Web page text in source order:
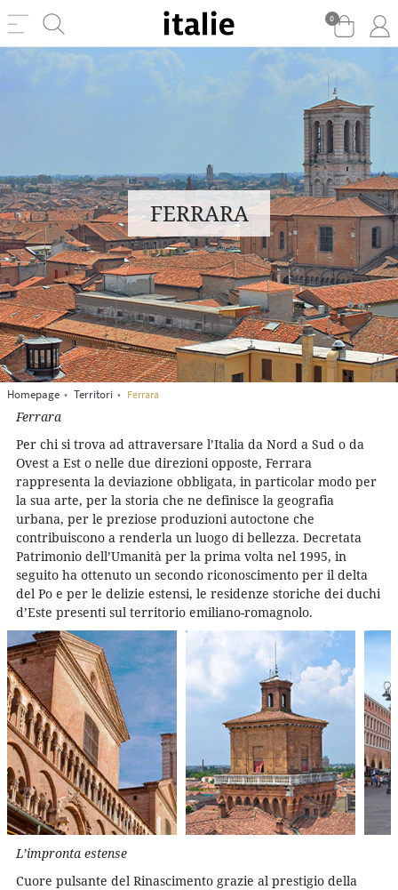
0
FERRARA
Homepage Territori Ferrara
Ferrara
Per chi si trova ad attraversare l’Italia da Nord a Sud o da
Ovest a Est o nelle due direzioni opposte, Ferrara
rappresenta la deviazione obbligata, in particolar modo per
la sua arte, per la storia che ne definisce la geografia
urbana, per le preziose produzioni autoctone che
contribuiscono a renderla un luogo di bellezza. Decretata
Patrimonio dell’Umanità per la prima volta nel 1995, in
seguito ha ottenuto un secondo riconoscimento per il delta
del Po e per le delizie estensi, le residenze storiche dei duchi
d’Este presenti sul territorio emiliano-romagnolo.
L’impronta estense
Cuore pulsante del Rinascimento grazie al prestigio della